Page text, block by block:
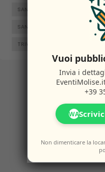
SAN GIACOMO DEGLI SCHIAVONI
SANTA CROCE DI MAGLIANO
TRIVENTO
Altri
Potresti anche
Vuoi
Invia i
+39
WA
Non dimenticare la